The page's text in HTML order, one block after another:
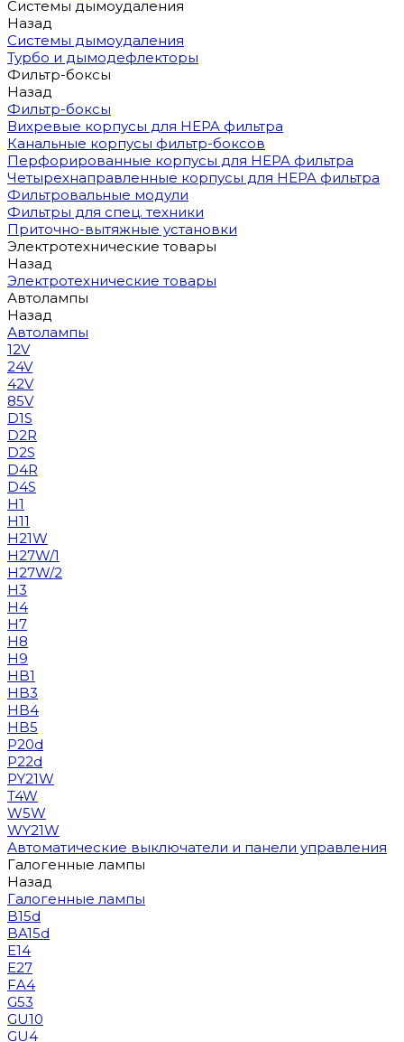
Системы дымоудаления
Назад
Системы дымоудаления
Турбо и дымодефлекторы
Фильтр-боксы
Назад
Фильтр-боксы
Вихревые корпусы для HEPA фильтра
Канальные корпусы фильтр-боксов
Перфорированные корпусы для HEPA фильтра
Четырехнаправленные корпусы для HEPA фильтра
Фильтровальные модули
Фильтры для спец. техники
Приточно-вытяжные установки
Электротехнические товары
Назад
Электротехнические товары
Автолампы
Назад
Автолампы
12V
24V
42V
85V
D1S
D2R
D2S
D4R
D4S
H1
H11
H21W
H27W/1
H27W/2
H3
H4
H7
H8
H9
HB1
HB3
HB4
HB5
P20d
P22d
PY21W
T4W
W5W
WY21W
Автоматические выключатели и панели управления
Галогенные лампы
Назад
Галогенные лампы
B15d
BA15d
E14
E27
FA4
G53
GU10
GU4